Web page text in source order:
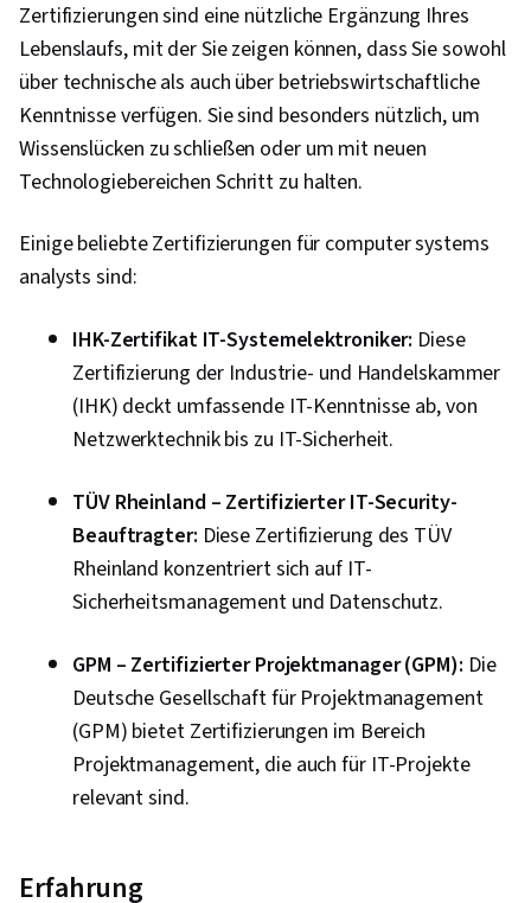
Zertifizierungen sind eine nützliche Ergänzung Ihres
Lebenslaufs, mit der Sie zeigen können, dass Sie sowohl
über technische als auch über betriebswirtschaftliche
Kenntnisse verfügen. Sie sind besonders nützlich, um
Wissenslücken zu schließen oder um mit neuen
Technologiebereichen Schritt zu halten.
Einige beliebte Zertifizierungen für computer systems
analysts sind:
IHK-Zertifikat IT-Systemelektroniker: Diese
Zertifizierung der Industrie- und Handelskammer
(IHK) deckt umfassende IT-Kenntnisse ab, von
Netzwerktechnik bis zu IT-Sicherheit.
TÜV Rheinland – Zertifizierter IT-Security-
Beauftragter: Diese Zertifizierung des TÜV
Rheinland konzentriert sich auf IT-
Sicherheitsmanagement und Datenschutz.
GPM – Zertifizierter Projektmanager (GPM): Die
Deutsche Gesellschaft für Projektmanagement
(GPM) bietet Zertifizierungen im Bereich
Projektmanagement, die auch für IT-Projekte
relevant sind.
Erfahrung